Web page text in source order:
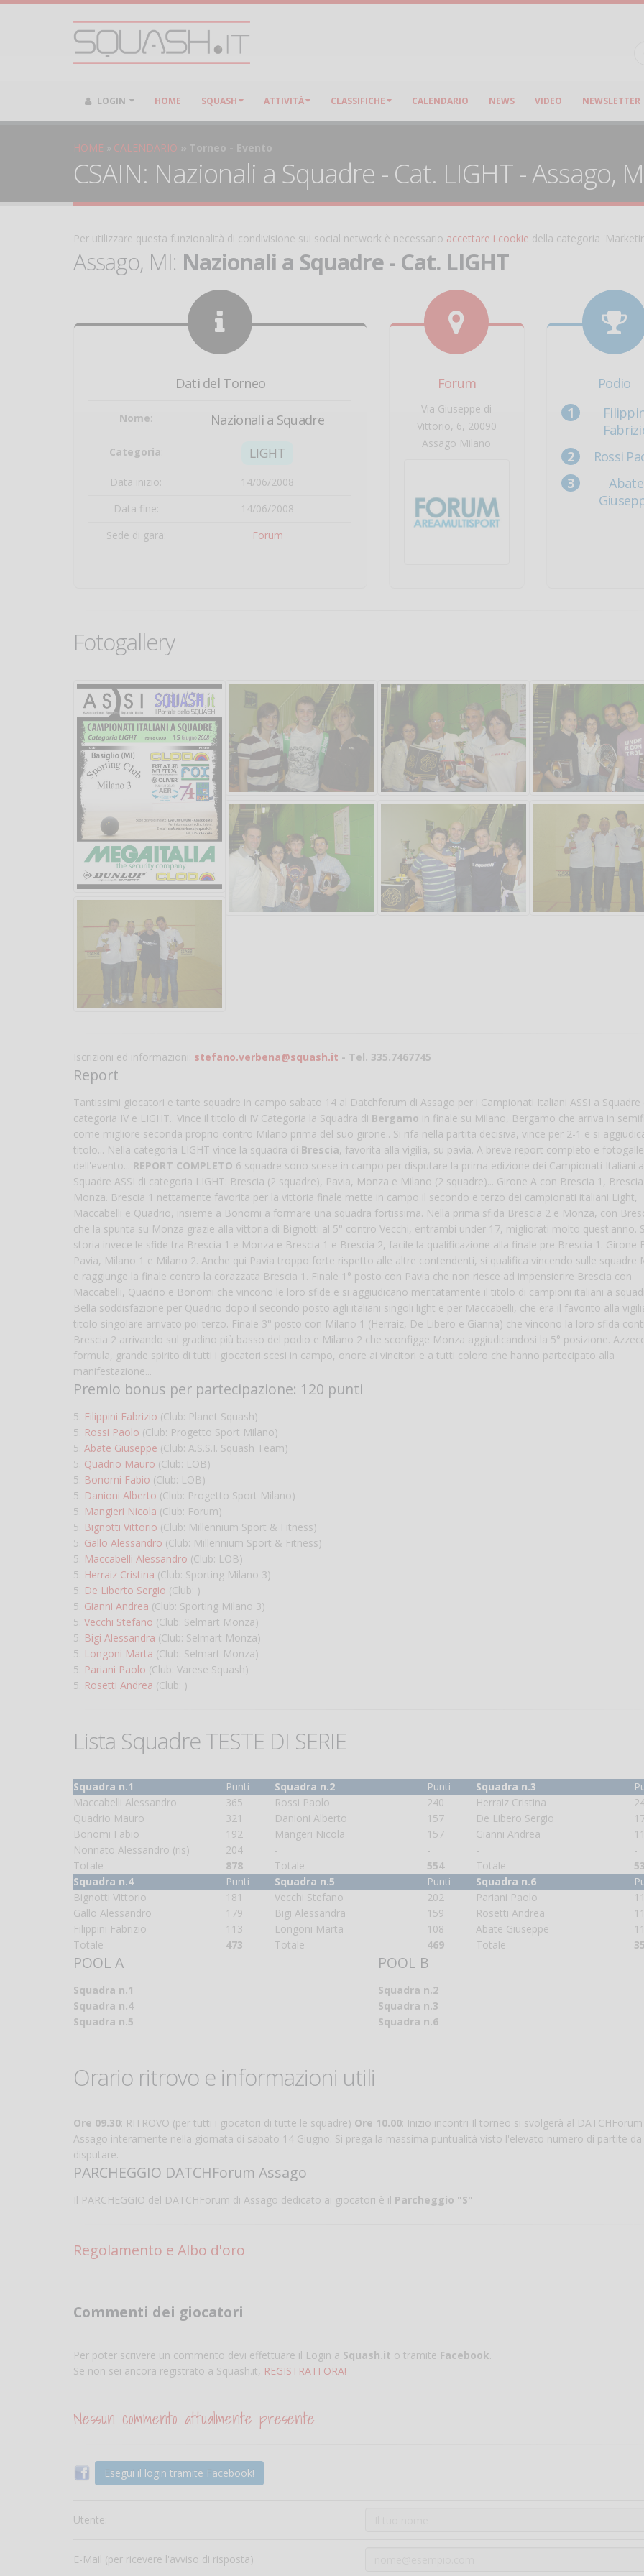
LOGIN HOME SQUASH ATTIVITÀ CLASSIFICHE CALENDARIO NEWS VIDEO NEWSLETTER
HOME CALENDARIO Torneo - Evento
CSAIN: Nazionali a Squadre - Cat. LIGHT - Assago,
Per utilizzare questa funzionalità di condivisione sui social network è necessario accettare i cookie della categoria
Assago, MI: Nazionali a Squadre - Cat. LIGHT
Dati del Torneo
Nome: Nazionali a Squadre
Categoria: LIGHT
Data inizio:
14/06/2008
Data fine:
14/06/2008
Sede di gara:
Forum
Forum
Via Giuseppe di
Vittorio, 6, 20090
Assago Milano
Podio
Rossi
Abate
Fotogallery
Iscrizioni ed informazioni: stefano.verbena@squash.it - Tel. 335.7467745
Report
Tantissimi giocatori e tante squadre in campo sabato 14 al Datchforum di Assago per i Campionati Italiani ASSI a Squadre
categoria IV e LIGHT.. Vince il titolo di IV Categoria la Squadra di Bergamo in finale su Milano, Bergamo che arriva in
come migliore seconda proprio contro Milano prima del suo girone.. Si rifa nella partita decisiva, vince per 2-1 e si
titolo... Nella categoria LIGHT vince la squadra di Brescia, favorita alla vigilia, su pavia. A breve report completo e
dell'evento... REPORT COMPLETO 6 squadre sono scese in campo per disputare la prima edizione dei Campionati Italiani a
Squadre ASSI di categoria LIGHT: Brescia (2 squadre), Pavia, Monza e Milano (2 squadre)... Girone A con Brescia 1,
Monza. Brescia 1 nettamente favorita per la vittoria finale mette in campo il secondo e terzo dei campionati italiani Light,
Maccabelli e Quadrio, insieme a Bonomi a formare una squadra fortissima. Nella prima sfida Brescia 2 e Monza, con
che la spunta su Monza grazie alla vittoria di Bignotti al 5° contro Vecchi, entrambi under 17, migliorati molto quest'anno.
storia invece le sfide tra Brescia 1 e Monza e Brescia 1 e Brescia 2, facile la qualificazione alla finale pre Brescia 1. Girone
Pavia, Milano 1 e Milano 2. Anche qui Pavia troppo forte rispetto alle altre contendenti, si qualifica vincendo sulle squadre
e raggiunge la finale contro la corazzata Brescia 1. Finale 1° posto con Pavia che non riesce ad impensierire Brescia con
Maccabelli, Quadrio e Bonomi che vincono le loro sfide e si aggiudicano meritatamente il titolo di campioni italiani a
Bella soddisfazione per Quadrio dopo il secondo posto agli italiani singoli light e per Maccabelli, che era il favorito alla
titolo singolare arrivato poi terzo. Finale 3° posto con Milano 1 (Herraiz, De Libero e Gianna) che vincono la loro sfida
Brescia 2 arrivando sul gradino più basso del podio e Milano 2 che sconfigge Monza aggiudicandosi la 5° posizione.
formula, grande spirito di tutti i giocatori scesi in campo, onore ai vincitori e a tutti coloro che hanno partecipato alla
manifestazione...
Premio bonus per partecipazione: 120 punti
5. Filippini Fabrizio (Club: Planet Squash)
5. Rossi Paolo (Club: Progetto Sport Milano)
5. Abate Giuseppe (Club: A.S.S.I. Squash Team)
5. Quadrio Mauro (Club: LOB)
5. Bonomi Fabio (Club: LOB)
5. Danioni Alberto (Club: Progetto Sport Milano)
5. Mangieri Nicola (Club: Forum)
5. Bignotti Vittorio (Club: Millennium Sport & Fitness)
5. Gallo Alessandro (Club: Millennium Sport & Fitness)
5. Maccabelli Alessandro (Club: LOB)
5. Herraiz Cristina (Club: Sporting Milano 3)
5. De Liberto Sergio (Club: )
5. Gianni Andrea (Club: Sporting Milano 3)
5. Vecchi Stefano (Club: Selmart Monza)
5. Bigi Alessandra (Club: Selmart Monza)
5. Longoni Marta (Club: Selmart Monza)
5. Pariani Paolo (Club: Varese Squash)
5. Rosetti Andrea (Club: )
Lista Squadre TESTE DI SERIE
Squadra n.1 Punti Squadra n.2 Punti Squadra n.3
Maccabelli Alessandro
365 Rossi Paolo 240 Herraiz Cristina
Quadrio Mauro
321 Danioni Alberto 157 De Libero Sergio
Bonomi Fabio
192 Mangeri Nicola 157 Gianni Andrea
Nonnato Alessandro (ris)
204 - - -
-
Totale
878 Totale 554 Totale
Squadra n.4
Punti Squadra n.5 Punti Squadra n.6
Bignotti Vittorio
181 Vecchi Stefano 202 Pariani Paolo
Gallo Alessandro
179 Bigi Alessandra 159 Rosetti Andrea
Filippini Fabrizio
113 Longoni Marta 108 Abate Giuseppe
Totale
473 Totale 469 Totale
POOL A POOL B
Squadra n.1
Squadra n.2
Squadra n.4
Squadra n.3
Squadra n.5
Squadra n.6
Orario ritrovo e informazioni utili
Ore 09.30: RITROVO (per tutti i giocatori di tutte le squadre) Ore 10.00: Inizio incontri Il torneo si svolgerà al DATCHForum
Assago interamente nella giornata di sabato 14 Giugno. Si prega la massima puntualità visto l'elevato numero di partite da
disputare.
PARCHEGGIO DATCHForum Assago
Il PARCHEGGIO del DATCHForum di Assago dedicato ai giocatori è il Parcheggio "S"
Regolamento e Albo d'oro
Commenti dei giocatori
Per poter scrivere un commento devi effettuare il Login a Squash.it o tramite Facebook.
Se non sei ancora registrato a Squash.it, REGISTRATI ORA!
Nessun commento attualmente presente
Esegui il login tramite Facebook!
Utente:
E-Mail (per ricevere l'avviso di risposta)
come fare per
il campo per giocare
un mio amico?
Devo chiamare il
telefonico o si può fare
online?